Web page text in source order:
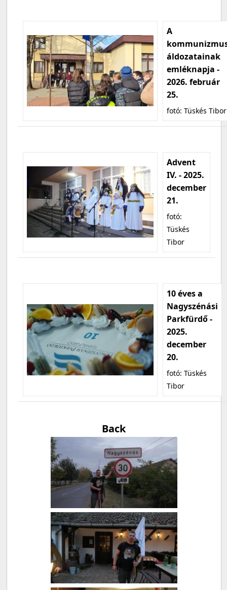
A
áldozatainak
emléknapja -
2026. február
25.
fotó: Tüskés Tibor
Advent
IV. - 2025.
december
21.
fotó:
Tüskés
Tibor
10 éves a
Nagyszénási
Parkfürdő -
2025.
december
20.
fotó: Tüskés
Tibor
Back